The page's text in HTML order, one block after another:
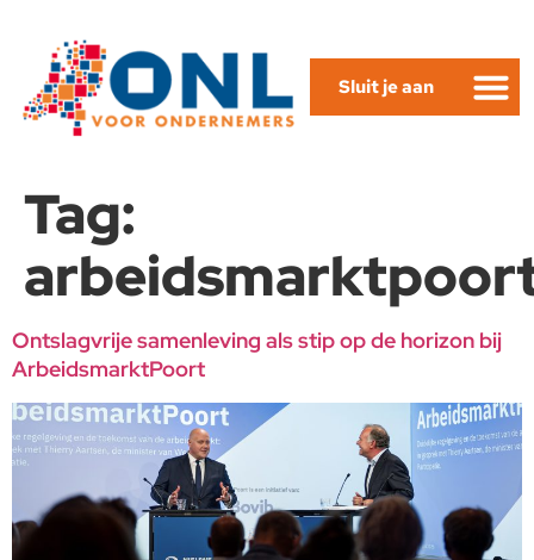
Sluit je aan
Tag:
Ontslagvrije samenleving als stip op de horizon bij
ArbeidsmarktPoort